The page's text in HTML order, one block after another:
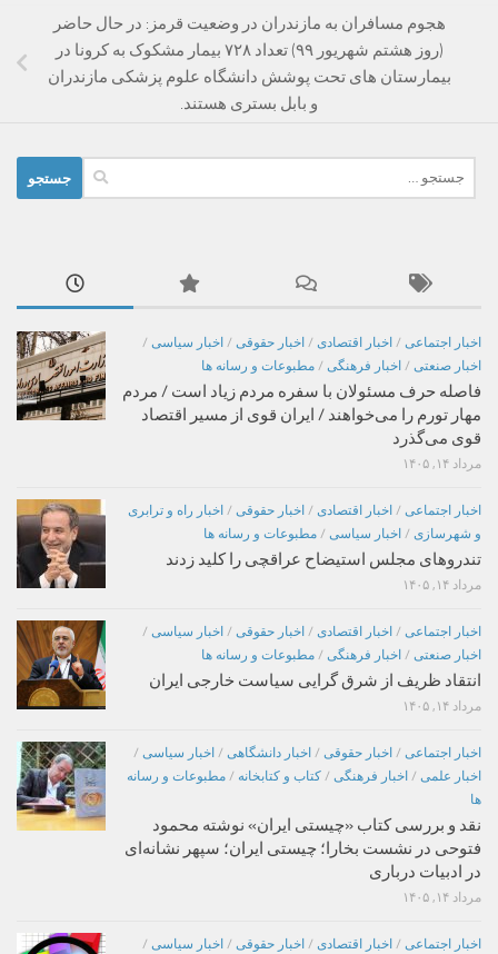
هجوم مسافران به مازندران در وضعیت قرمز: در حال حاضر
(روز هشتم شهریور ۹۹) تعداد ۷۲۸ بیمار مشکوک به کرونا در
بیمارستان های تحت پوشش دانشگاه علوم پزشکی مازندران
و بابل بستری هستند.
برای:
اخبار اجتماعی / اخبار اقتصادی / اخبار حقوقی / اخبار سیاسی /
اخبار صنعتی / اخبار فرهنگی / مطبوعات و رسانه ها
فاصله حرف مسئولان با سفره مردم زیاد است / مردم
مهار تورم را می‌خواهند / ایران قوی از مسیر اقتصاد
قوی می‌گذرد
مرداد ۱۴, ۱۴۰۵
اخبار اجتماعی / اخبار اقتصادی / اخبار حقوقی / اخبار راه و ترابری
و شهرسازی / اخبار سیاسی / مطبوعات و رسانه ها
تندروهای مجلس استیضاح عراقچی را کلید زدند
مرداد ۱۴, ۱۴۰۵
اخبار اجتماعی / اخبار اقتصادی / اخبار حقوقی / اخبار سیاسی /
اخبار صنعتی / اخبار فرهنگی / مطبوعات و رسانه ها
انتقاد ظریف از شرق گرایی سیاست خارجی ایران
مرداد ۱۴, ۱۴۰۵
اخبار اجتماعی / اخبار حقوقی / اخبار دانشگاهی / اخبار سیاسی /
اخبار علمی / اخبار فرهنگی / کتاب و کتابخانه / مطبوعات و رسانه
ها
نقد و بررسی کتاب «چیستی ایران» نوشته محمود
فتوحی در نشست بخارا؛ چیستی ایران؛ سپهر نشانه‌ای
در ادبیات درباری
مرداد ۱۴, ۱۴۰۵
اخبار اجتماعی / اخبار اقتصادی / اخبار حقوقی / اخبار سیاسی /